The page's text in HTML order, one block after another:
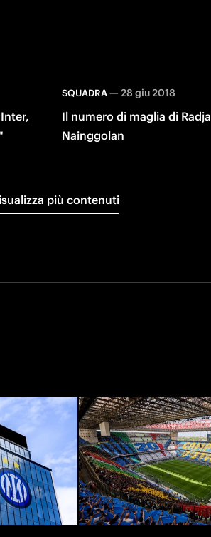
SQUADRA— 28 giu 2018
Il numero di maglia di Radja
Nainggolan
più contenuti